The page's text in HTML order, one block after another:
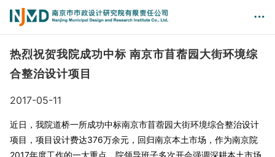
热烈祝贺我院成功中标 南京市苜蓿园大街环境综
合整治设计项目
2017-05-11
近日，我院道桥一所成功中标南京市苜蓿园大街环境综合整治设计
项目，项目设计费达376万余元，回归南京本土市场，作为南京院
2017年度工作的一大重点，院领导班子多次开会强调深耕本土市场